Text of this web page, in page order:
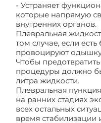
- Устраняет
которые напрямую
внутренних органов.
Плевральная
том случае, если
провоцируют
Чтобы
процедуры должно
литра жидкости.
Плевральная
на ранних стадиях
всех остальных
время стабилизации